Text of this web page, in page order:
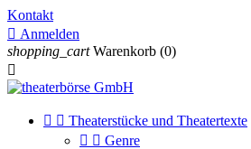
Kontakt
 Anmelden
shopping_cart Warenkorb (0)

  Theaterstücke und Theatertexte
  Genre